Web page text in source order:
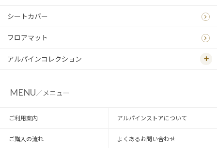
シートカバー
フロアマット
アルパインコレクション
MENU／メニュー
ご利用案内 アルパインストアについて
ご購入の流れ よくあるお問い合わせ